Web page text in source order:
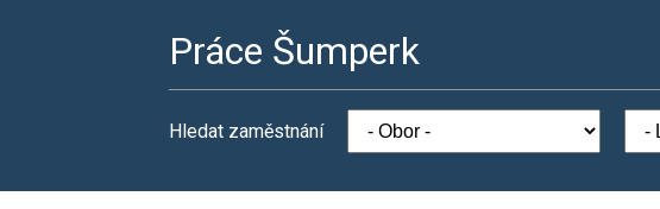
Práce Šumperk
Hledat zaměstnání